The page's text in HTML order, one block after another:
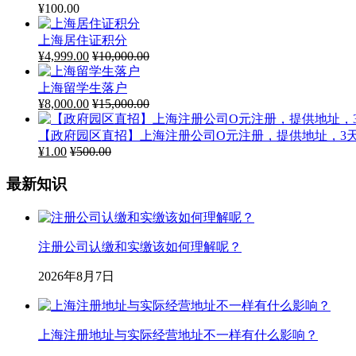
¥100.00
上海居住证积分
¥4,999.00 ¥10,000.00
上海留学生落户
¥8,000.00 ¥15,000.00
【政府园区直招】上海注册公司O元注册，提供地址，3
¥1.00 ¥500.00
最新知识
注册公司认缴和实缴该如何理解呢？
2026年8月7日
上海注册地址与实际经营地址不一样有什么影响？